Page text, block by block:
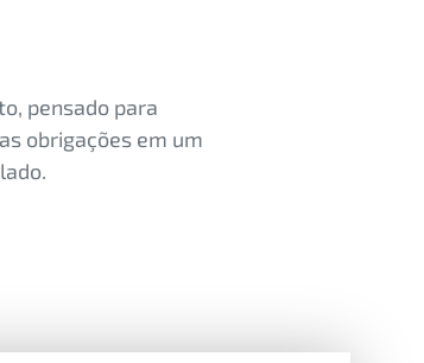
pensado para
obrigações em um